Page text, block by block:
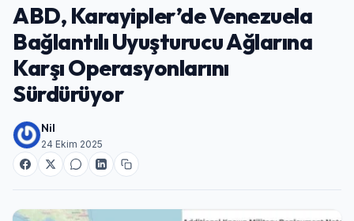
ABD, Karayipler’de Venezuela
Bağlantılı Uyuşturucu Ağlarına
Karşı Operasyonlarını
Sürdürüyor
Nil
24 Ekim 2025